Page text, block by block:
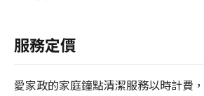
服務定價
愛家政的家庭鐘點清潔服務以時計費